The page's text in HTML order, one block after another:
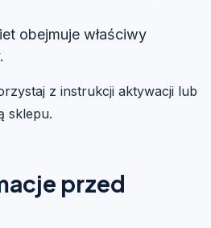
obejmuje właściwy
z instrukcji aktywacji lub
sklepu.
przed